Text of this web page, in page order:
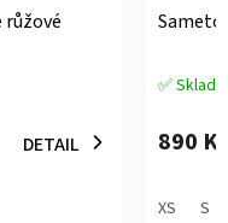
DETAIL
Průměrné
produktu
je
z
✅
890
XS S